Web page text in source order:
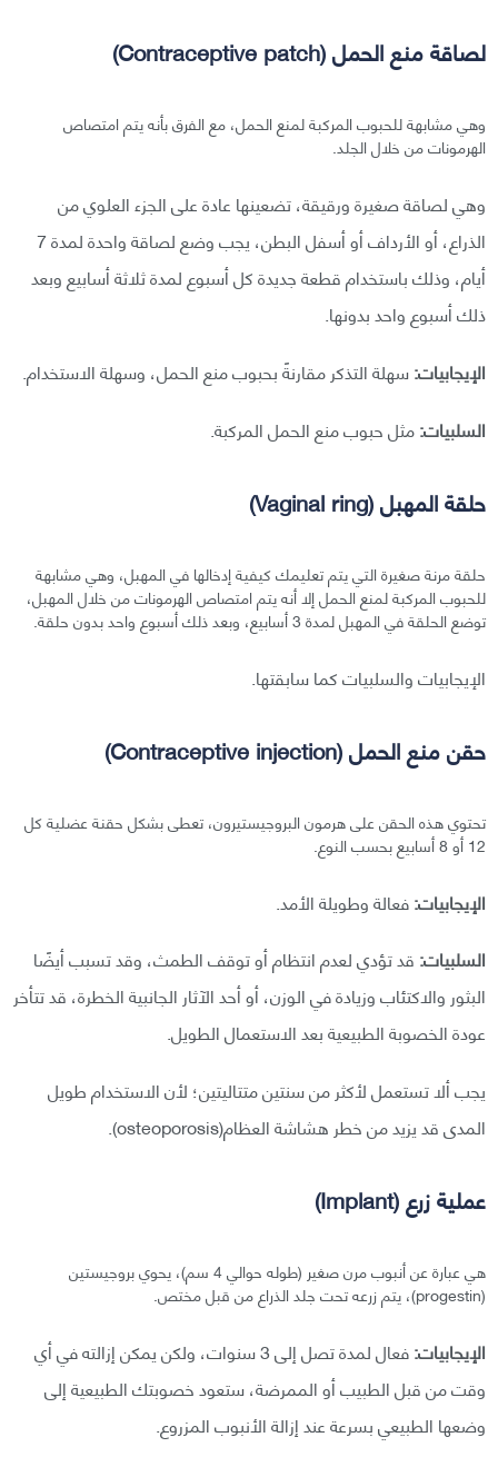
لصاقة منع الحمل (Contraceptive patch)
وهي مشابهة للحبوب المركبة لمنع الحمل، مع الفرق بأنه يتم امتصاص
الهرمونات من خلال الجلد.
وهي لصاقة صغيرة ورقيقة، تضعينها عادة على الجزء العلوي من
الذراع، أو الأرداف أو أسفل البطن، يجب وضع لصاقة واحدة لمدة 7
أيام، وذلك باستخدام قطعة جديدة كل أسبوع لمدة ثلاثة أسابيع وبعد
ذلك أسبوع واحد بدونها.
الإيجابيات:سهلة التذكر مقارنةً بحبوب منع الحمل، وسهلة الاستخدام.
السلبيات:مثل حبوب منع الحمل المركبة.
حلقة المهبل (Vaginal ring)
حلقة مرنة صغيرة التي يتم تعليمك كيفية إدخالها في المهبل، وهي مشابهة
للحبوب المركبة لمنع الحمل إلا أنه يتم امتصاص الهرمونات من خلال المهبل،
توضع الحلقة في المهبل لمدة 3 أسابيع، وبعد ذلك أسبوع واحد بدون حلقة.
الإيجابيات والسلبيات كما سابقتها.
حقن منع الحمل (Contraceptive injection)
تحتوي هذه الحقن على هرمون البروجيستيرون، تعطى بشكل حقنة عضلية كل
12 أو 8 أسابيع بحسب النوع.
الإيجابيات:فعالة وطويلة الأمد.
السلبيات: قد تؤدي لعدم انتظام أو توقف الطمث، وقد تسبب أيضًا
البثور والاكتئاب وزيادة في الوزن، أو أحد الآثار الجانبية الخطرة، قد تتأخر
عودة الخصوبة الطبيعية بعد الاستعمال الطويل.
يجب ألا تستعمل لأكثر من سنتين متتاليتين؛ لأن الاستخدام طويل
المدى قد يزيد من خطر هشاشة العظام(osteoporosis).
عملية زرع (Implant)
هي عبارة عن أنبوب مرن صغير (طوله حوالي 4 سم)، يحوي بروجيستين
(progestin)، يتم زرعه تحت جلد الذراع من قبل مختص.
الإيجابيات:
فعال لمدة تصل إلى 3 سنوات، ولكن يمكن إزالته في أي
وقت من قبل الطبيب أو الممرضة، ستعود خصوبتك الطبيعية إلى
وضعها الطبيعي بسرعة عند إزالة الأنبوب المزروع.